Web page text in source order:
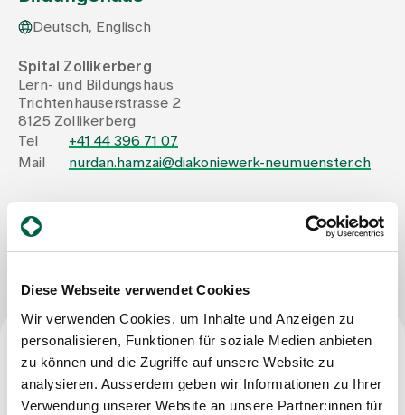
Diese Webseite verwendet Cookies
Wir verwenden Cookies, um Inhalte und Anzeigen zu
personalisieren, Funktionen für soziale Medien anbieten
zu können und die Zugriffe auf unsere Website zu
analysieren. Ausserdem geben wir Informationen zu Ihrer
Verwendung unserer Website an unsere Partner:innen für
Zuweisende
Events
Über uns
Aktuelles
Kontakt
Babygalerie
Blog
Deutsch, Englisch
Spital Zollikerberg
Lern- und Bildungshaus
Trichtenhauserstrasse 2
8125 Zollikerberg
Tel
+41 44 396 71 07
Mail
nurdan.hamzai@diakoniewerk-neumuenster.ch
Beruf
Expertin Intensivpflege NDS HF